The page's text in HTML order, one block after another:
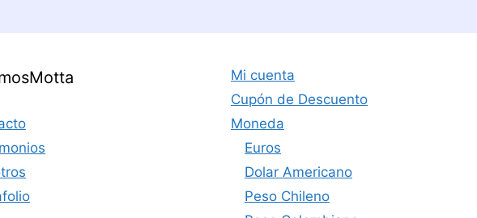
Mi cuenta
Cupón de Descuento
Moneda
Euros
Dolar Americano
Peso Chileno